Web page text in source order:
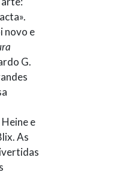
novo e
G.
e
As